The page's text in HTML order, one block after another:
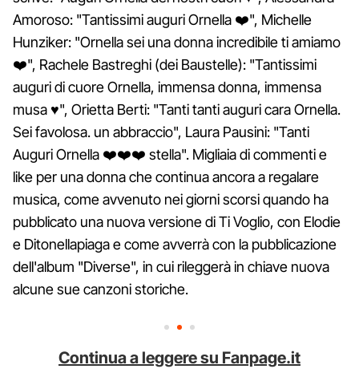
Amoroso: "Tantissimi auguri Ornella ❤️", Michelle
Hunziker: "Ornella sei una donna incredibile ti amiamo
❤️", Rachele Bastreghi (dei Baustelle): "Tantissimi
auguri di cuore Ornella, immensa donna, immensa
musa ♥️", Orietta Berti: "Tanti tanti auguri cara Ornella.
Sei favolosa. un abbraccio", Laura Pausini: "Tanti
Auguri Ornella ❤️❤️❤️ stella". Migliaia di commenti e
like per una donna che continua ancora a regalare
musica, come avvenuto nei giorni scorsi quando ha
pubblicato una nuova versione di Ti Voglio, con Elodie
e Ditonellapiaga e come avverrà con la pubblicazione
dell'album "Diverse", in cui rileggerà in chiave nuova
alcune sue canzoni storiche.
Continua a leggere su Fanpage.it